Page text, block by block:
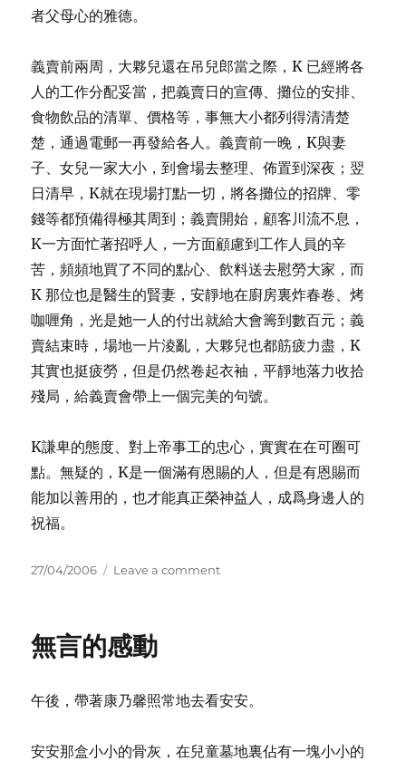
者父母心的雅德。
義賣前兩周，大夥兒還在吊兒郎當之際，K 已經將各
人的工作分配妥當，把義賣日的宣傳、攤位的安排、
食物飲品的清單、價格等，事無大小都列得清清楚
楚，通過電郵一再發給各人。義賣前一晚，K與妻
子、女兒一家大小，到會場去整理、佈置到深夜；翌
日清早，K就在現場打點一切，將各攤位的招牌、零
錢等都預備得極其周到；義賣開始，顧客川流不息，
K一方面忙著招呼人，一方面顧慮到工作人員的辛
苦，頻頻地買了不同的點心、飲料送去慰勞大家，而
K 那位也是醫生的賢妻，安靜地在廚房裏炸春卷、烤
咖喱角，光是她一人的付出就給大會籌到數百元；義
賣結束時，場地一片淩亂，大夥兒也都筋疲力盡，K
其實也挺疲勞，但是仍然卷起衣袖，平靜地落力收拾
殘局，給義賣會帶上一個完美的句號。
K謙卑的態度、對上帝事工的忠心，實實在在可圈可
點。無疑的，K是一個滿有恩賜的人，但是有恩賜而
能加以善用的，也才能真正榮神益人，成爲身邊人的
祝福。
Posted
27/04/2006 Leave a commenton
無言的感動
午後，帶著康乃馨照常地去看安安。
安安那盒小小的骨灰，在兒童墓地裏佔有一塊小小的